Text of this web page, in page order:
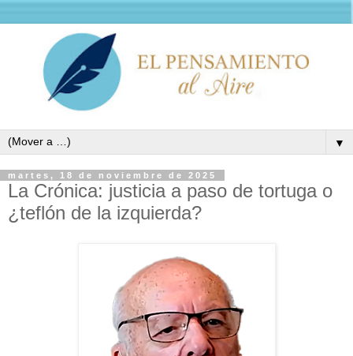
▼
martes, 18 de noviembre de 2025
La Crónica: justicia a paso de tortuga o
¿teflón de la izquierda?